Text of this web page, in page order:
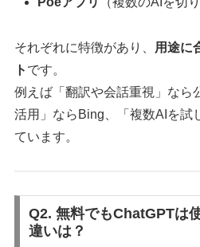
それぞれに特徴があり、
用途に
ト です。
例えば「翻訳や会話重視」なら
活用」ならBing、「複数AIを試
ています。
Q2. 無料でもChatGPTは
違いは？